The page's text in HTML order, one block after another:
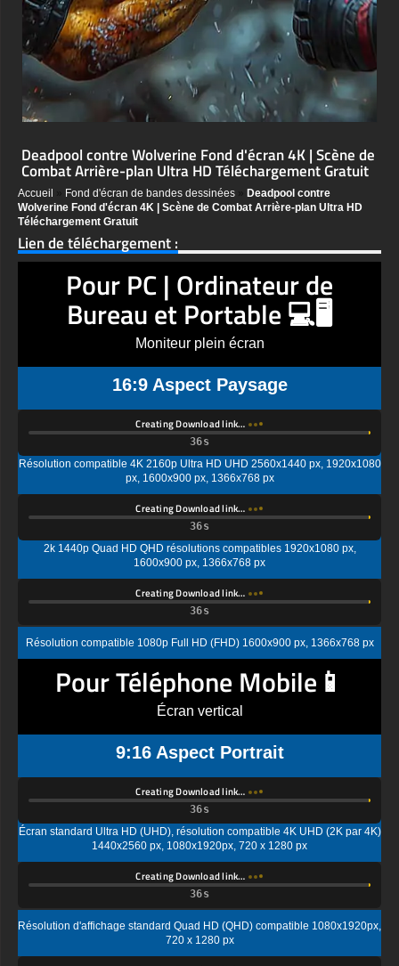
Deadpool contre Wolverine Fond d'écran 4K | Scène de
Combat Arrière-plan Ultra HD Téléchargement Gratuit
Accueil Fond d'écran de bandes dessinées
Deadpool contre
Wolverine Fond d'écran 4K | Scène de Combat Arrière-plan Ultra HD
Téléchargement Gratuit
Lien de téléchargement :
Pour PC | Ordinateur de
Bureau et Portable 💻🖥️
Moniteur plein écran
16:9 Aspect Paysage
Creating Download link…
Résolution compatible 4K 2160p Ultra HD UHD 2560x1440 px, 1920x1080
px, 1600x900 px, 1366x768 px
Creating Download link…
2k 1440p Quad HD QHD résolutions compatibles 1920x1080 px,
Creating Download link…
Résolution compatible 1080p Full HD (FHD) 1600x900 px, 1366x768 px
Pour Téléphone Mobile📱
Écran vertical
9:16 Aspect Portrait
Creating Download link…
Écran standard Ultra HD (UHD), résolution compatible 4K UHD (2K par 4K)
1440x2560 px, 1080x1920px, 720 x 1280 px
Résolution d'affichage standard Quad HD (QHD) compatible 1080x1920px,
Creating Download link…
Résolution d'affichage standard Full HD (FHD) compatible 720 x 1280 px
Description du Fond d'Écran :